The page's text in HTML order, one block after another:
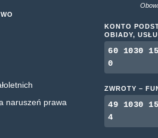
naruszeń prawa
KONTO
OBIADY,
60 1030
0
ZWROTY –
49 1030
4